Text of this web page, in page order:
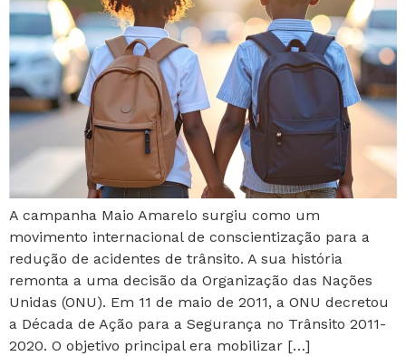
A campanha Maio Amarelo surgiu como um
movimento internacional de conscientização para a
redução de acidentes de trânsito. A sua história
remonta a uma decisão da Organização das Nações
Unidas (ONU). Em 11 de maio de 2011, a ONU decretou
a Década de Ação para a Segurança no Trânsito 2011-
2020. O objetivo principal era mobilizar […]